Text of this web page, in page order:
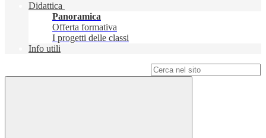
Didattica
Panoramica
Offerta formativa
I progetti delle classi
Info utili